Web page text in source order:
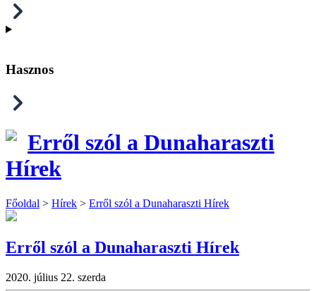
Hasznos
Erről szól a Dunaharaszti
Hírek
Főoldal > Hírek > Erről szól a Dunaharaszti Hírek
Erről szól a Dunaharaszti Hírek
2020. július 22. szerda